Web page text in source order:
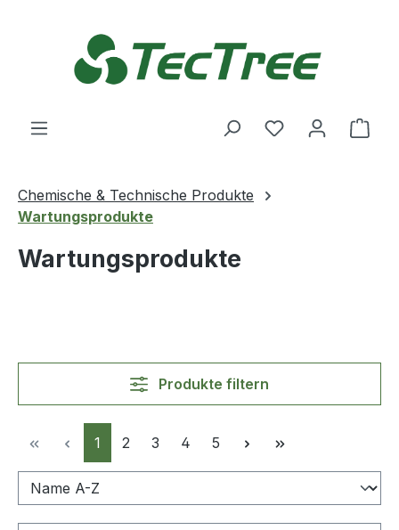
Du hast 0
Chemische & Technische Produkte
Wartungsprodukte
Wartungsprodukte
Produkte filtern
Seite
1 Seite
2 Seite
3 Seite
4 Seite
5